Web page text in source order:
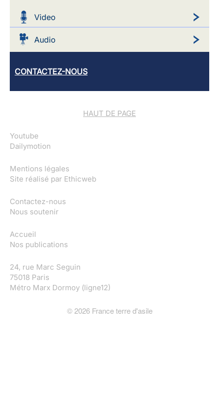
Video
Audio
CONTACTEZ-NOUS
HAUT DE PAGE
Youtube
Dailymotion
Mentions légales
Site réalisé par Ethicweb
Contactez-nous
Nous soutenir
Accueil
Nos publications
24, rue Marc Seguin
75018 Paris
Métro Marx Dormoy (ligne12)
© 2026France terre d'asile